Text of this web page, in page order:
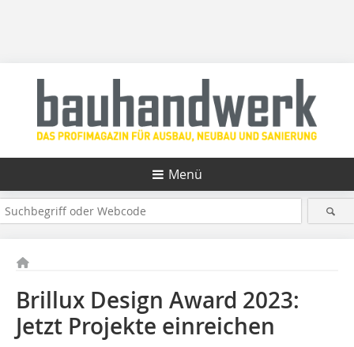
Menü
Brillux Design Award 2023:
Jetzt Projekte einreichen